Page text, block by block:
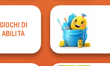
Ball Drop
Agent P Rebel
Spy
GIOCHI DI
ABILITÀ